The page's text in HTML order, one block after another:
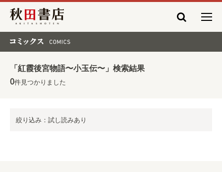
秋田書店
「紅霞後宮物語〜小玉伝〜」検索結果
0件見つかりました
絞り込み：試し読みあり